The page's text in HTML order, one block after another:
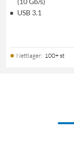
USB 3.1
Nettlager: 100+ st